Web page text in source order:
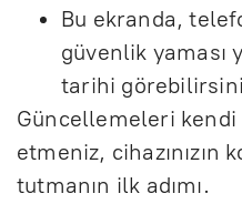
Bu ekranda,
güvenlik yaması
tarihi
Güncellemeleri kendi
etmeniz, cihazınızın
tutmanın ilk adımı.